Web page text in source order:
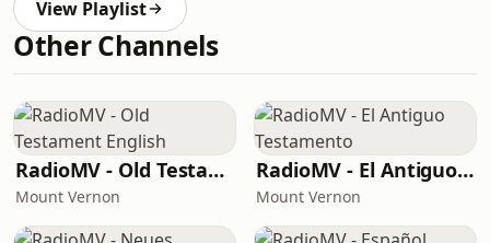
View Playlist
Other Channels
RadioMV - Old Testament English
Mount Vernon
RadioMV - El Antiguo Testamento
Mount Vernon